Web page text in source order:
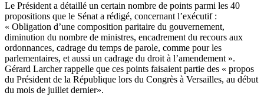
Le Président a détaillé un certain nombre de points parmi les 40
propositions que le Sénat a rédigé, concernant l’exécutif :
« Obligation d’une composition paritaire du gouvernement,
diminution du nombre de ministres, encadrement du recours aux
ordonnances, cadrage du temps de parole, comme pour les
parlementaires, et aussi un cadrage du droit à l’amendement ».
Gérard Larcher rappelle que ces points faisaient partie des « propos
du Président de la République lors du Congrès à Versailles, au début
du mois de juillet dernier».